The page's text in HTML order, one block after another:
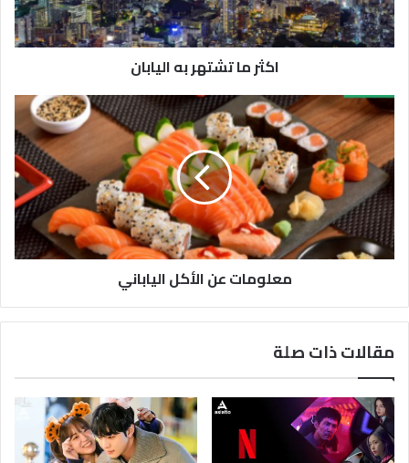
اكثر ما تشتهر به اليابان
معلومات عن الأكل الياباني
مقالات ذات صلة